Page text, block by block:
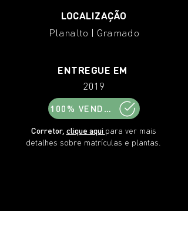
LOCALIZAÇÃO
Planalto | Gramado
ENTREGUE EM
2019
100% VENDIDO
Corretor, clique aqui para ver mais
detalhes sobre matrículas e plantas.